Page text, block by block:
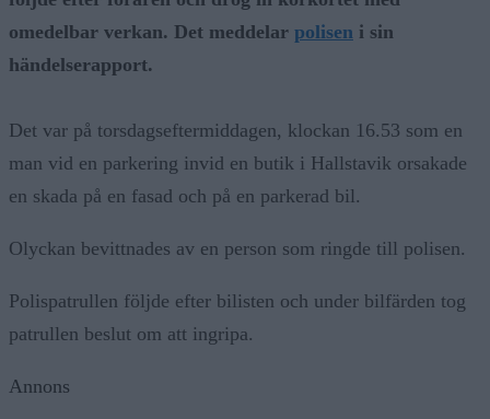
omedelbar verkan. Det meddelar polisen i sin
händelserapport.
Det var på torsdagseftermiddagen, klockan 16.53 som en
man vid en parkering invid en butik i Hallstavik orsakade
en skada på en fasad och på en parkerad bil.
Olyckan bevittnades av en person som ringde till polisen.
Polispatrullen följde efter bilisten och under bilfärden tog
patrullen beslut om att ingripa.
Annons